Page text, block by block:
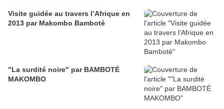
Visite guidée au travers l’Afrique en
2013 par Makombo Bamboté
"La surdité noire" par BAMBOTÉ
MAKOMBO